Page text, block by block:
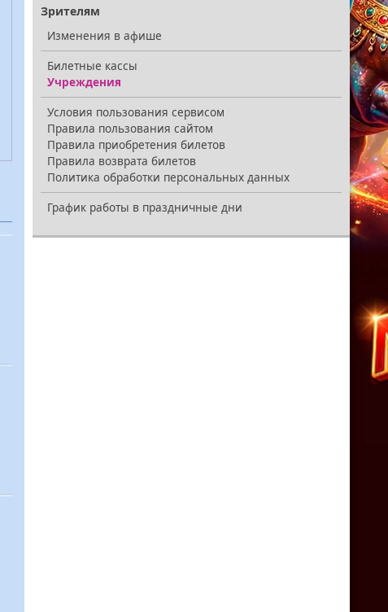
Зрителям
Изменения в афише
Билетные кассы
Учреждения
Условия пользования сервисом
Правила пользования сайтом
Правила приобретения билетов
Правила возврата билетов
Политика обработки персональных данных
График работы в праздничные дни